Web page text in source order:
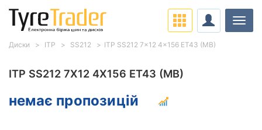
ITP SS212 7X12 4X156 ET43 (MB)
немає пропозицій
Диски ITP SS212 ITP SS212 7x12 4x156 ET43 (MB)